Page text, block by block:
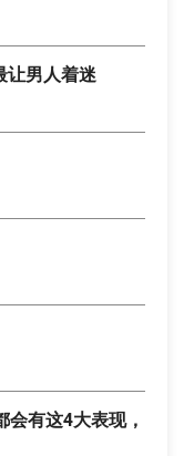
让男人着迷
有这4大表现，